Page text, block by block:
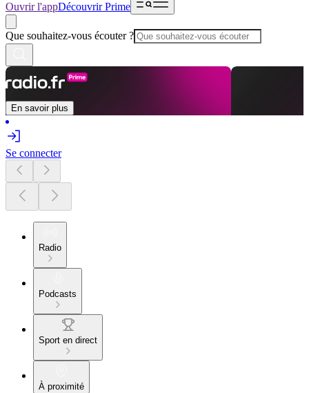
Ouvrir l'appDécouvrir Prime
Que souhaitez-vous écouter ?
En savoir plus
Se connecter
Radio
Podcasts
Sport en direct
À proximité